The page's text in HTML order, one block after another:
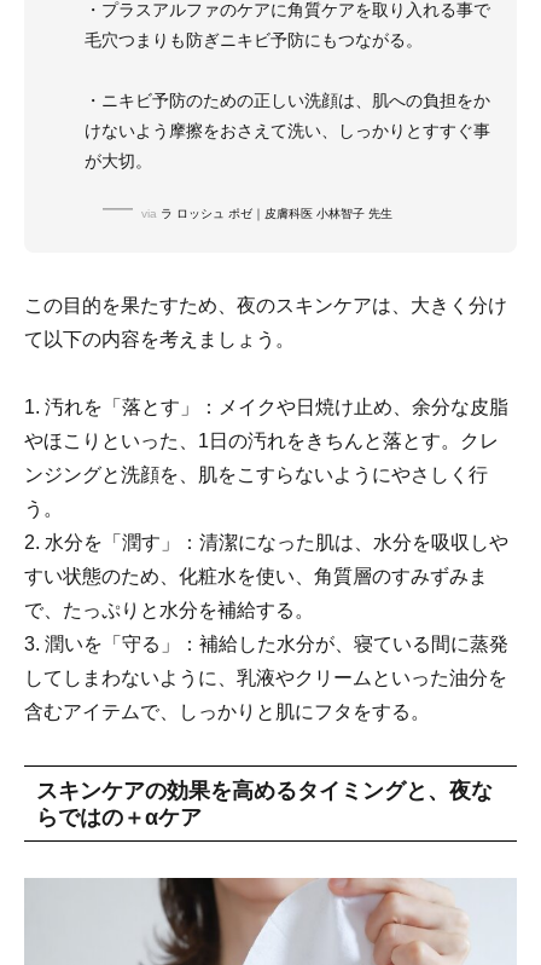
・プラスアルファのケアに角質ケアを取り入れる事で
毛穴つまりも防ぎニキビ予防にもつながる。
・ニキビ予防のための正しい洗顔は、肌への負担をか
けないよう摩擦をおさえて洗い、しっかりとすすぐ事
が大切。
via ラ ロッシュ ポゼ｜皮膚科医 小林智子 先生
この目的を果たすため、夜のスキンケアは、大きく分け
て以下の内容を考えましょう。
1. 汚れを「落とす」：メイクや日焼け止め、余分な皮脂
やほこりといった、1日の汚れをきちんと落とす。クレ
ンジングと洗顔を、肌をこすらないようにやさしく行
う。
2. 水分を「潤す」：清潔になった肌は、水分を吸収しや
すい状態のため、化粧水を使い、角質層のすみずみま
で、たっぷりと水分を補給する。
3. 潤いを「守る」：補給した水分が、寝ている間に蒸発
してしまわないように、乳液やクリームといった油分を
含むアイテムで、しっかりと肌にフタをする。
スキンケアの効果を高めるタイミングと、夜な
らではの＋αケア